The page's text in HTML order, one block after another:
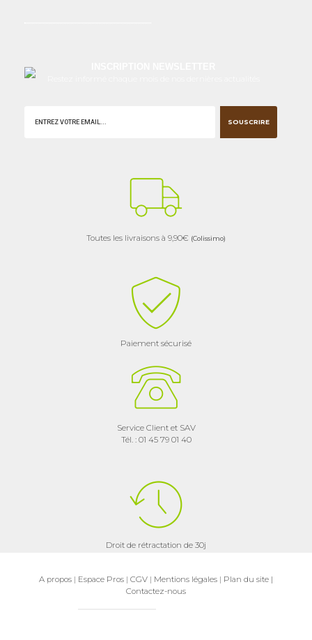
SOUSCRIRE
Toutes les livraisons à 9,90€ (Colissimo)
Paiement sécurisé
Service Client et SAV
Tél. : 01 45 79 01 40
Droit de rétractation de 30j
A propos | Espace Pros | CGV | Mentions légales | Plan du site |
Contactez-nous